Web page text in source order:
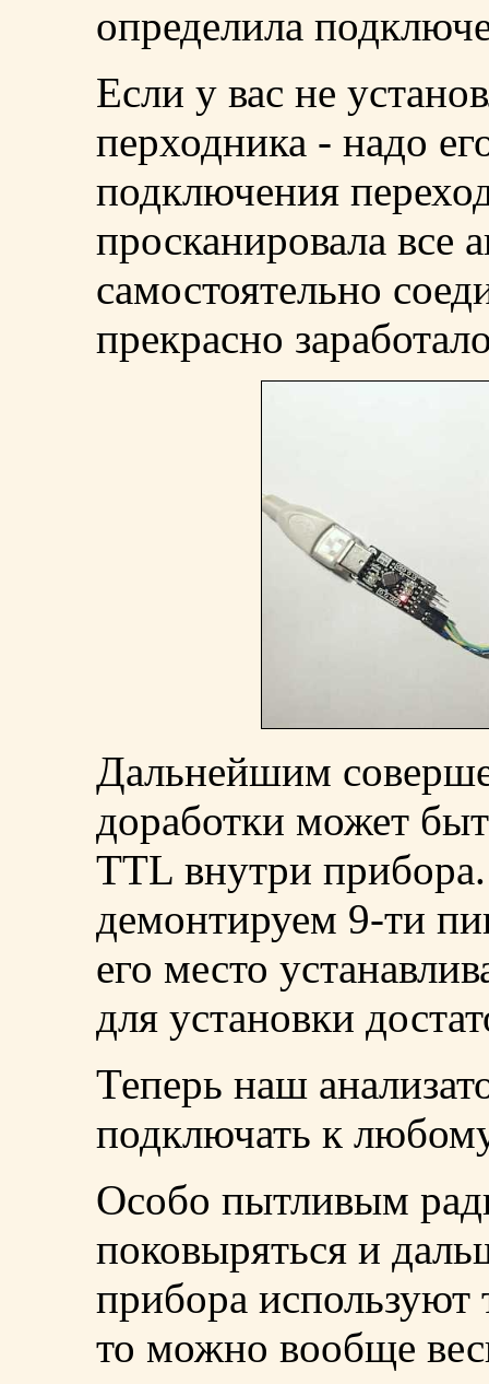
определила
Если у вас не
перходника - надо
подключения
просканировала все
самостоятельно
прекрасно
Дальнейшим
доработки может
TTL внутри
демонтируем 9-ти
его место
для установки
Теперь наш
подключать к
Особо пытливым
поковыряться и
прибора используют
то можно вообще